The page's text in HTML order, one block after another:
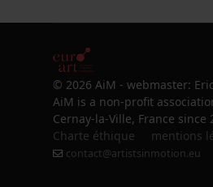
© 2026 AiM - webmaster:
AiM is a non-profit
Cernay-la-Ville, France since
Charte éthique
mentions
contact@artistsinmotion.eu